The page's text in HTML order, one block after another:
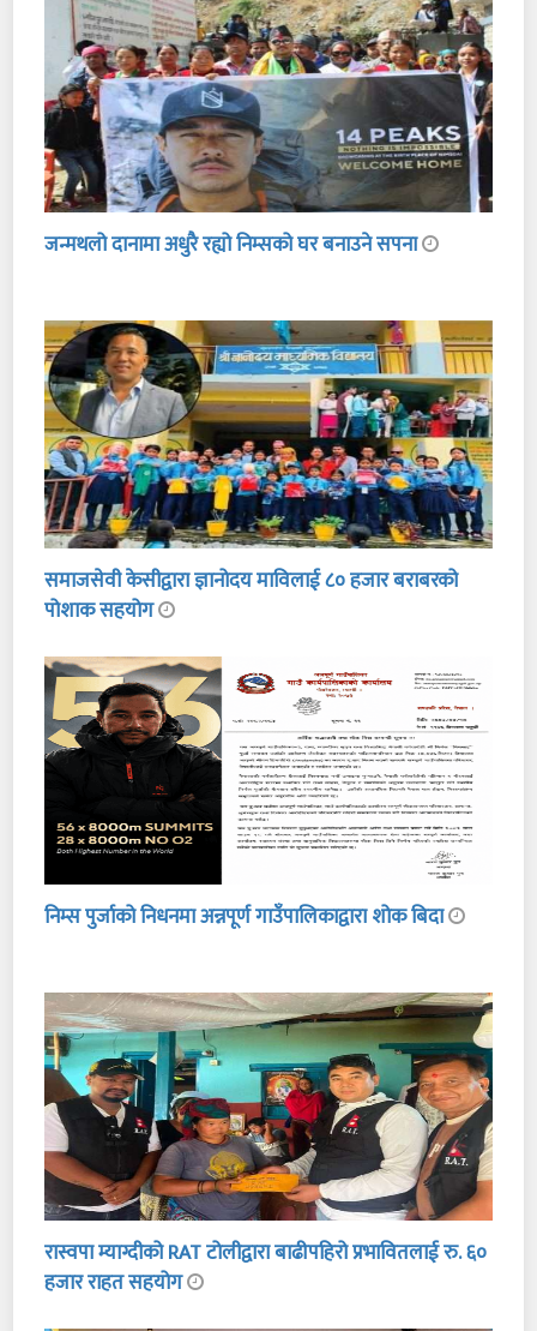
जन्मथलो दानामा अधुरै रह्यो निम्सको घर बनाउने सपना
समाजसेवी केसीद्वारा ज्ञानोदय माविलाई ८० हजार बराबरको
पोशाक सहयोग
निम्स पुर्जाको निधनमा अन्नपूर्ण गाउँपालिकाद्वारा शोक बिदा
रास्वपा म्याग्दीको RAT टोलीद्वारा बाढीपहिरो प्रभावितलाई रु. ६०
हजार राहत सहयोग